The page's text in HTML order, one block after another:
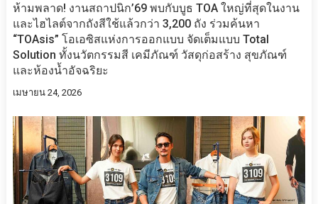
ห้ามพลาด! งานสถาปนิก’69 พบกับบูธ TOA ใหญ่ที่สุดในงาน
และไฮไลต์จากถังสีใช้แล้วกว่า 3,200 ถัง ร่วมค้นหา
“TOAsis” โอเอซิสแห่งการออกแบบ จัดเต็มแบบ Total
Solution ทั้งนวัตกรรมสี เคมีภัณฑ์ วัสดุก่อสร้าง สุขภัณฑ์
และห้องน้ำอัจฉริยะ
เมษายน 24, 2026